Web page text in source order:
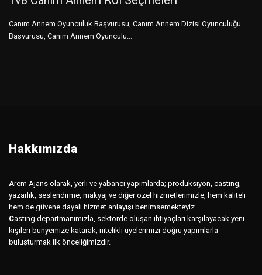
Canım Annem Oyunculuk Başvurusu, Canım Annem Dizisi Oyunculuğu
Başvurusu, Canım Annem Oyunculu...
Hakkımızda
Arem Ajans olarak, yerli ve yabancı yapımlarda; prodüksiyon, casting,
yazarlık, seslendirme, makyaj ve diğer özel hizmetlerimizle, hem kaliteli
hem de güvene dayalı hizmet anlayışı benimsemekteyiz.
Casting departmanımızla, sektörde oluşan ihtiyaçları karşılayacak yeni
kişileri bünyemize katarak, nitelikli üyelerimizi doğru yapımlarla
buluşturmak ilk önceliğimizdir.